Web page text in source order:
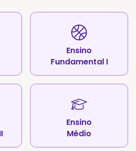
Ensino
Fundamental I
Ensino
Médio